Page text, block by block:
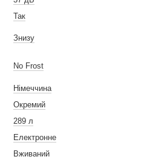
Так
Знизу
No Frost
Німеччина
Окремий
289 л
Електронне
Вживаний